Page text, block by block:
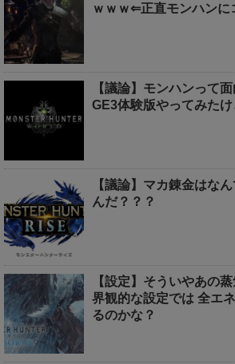
ｗｗｗ⇐正直モンハンに
【議論】モンハンって
GE3体験版やってみた
【議論】マカ錬金はな
んだ？？？
【設定】そういやあの
界観的な設定では 全エ
るのかな？